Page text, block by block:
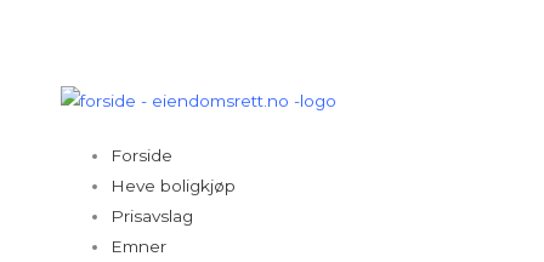
innholdet
Forside
Heve boligkjøp
Prisavslag
Emner